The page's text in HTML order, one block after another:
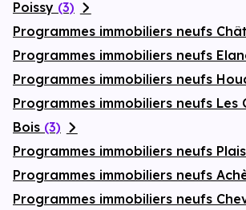
Poissy (3)
Programmes immobiliers neufs
Programmes immobiliers neufs
Programmes immobiliers neufs
Programmes immobiliers neufs Les
Bois (3)
Programmes immobiliers neufs
Programmes immobiliers neufs
Programmes immobiliers neufs